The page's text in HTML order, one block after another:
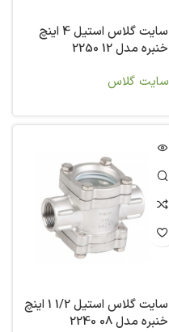
سایت گلاس استیل 4 اینچ
خنبره مدل 12 2250
سایت گلاس
سایت گلاس استیل 1/2 1 اینچ
خنبره مدل 08 2240